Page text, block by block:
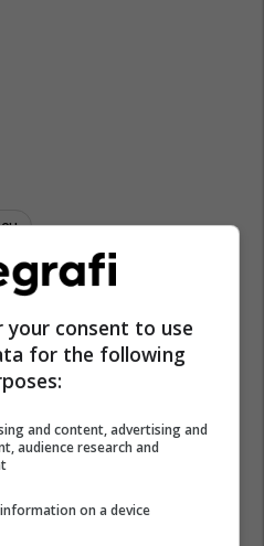
consent to use
for the following
and content, advertising and
audience research and
on a device